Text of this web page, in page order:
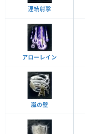
連続射擊
アローレイン
嵐の壁